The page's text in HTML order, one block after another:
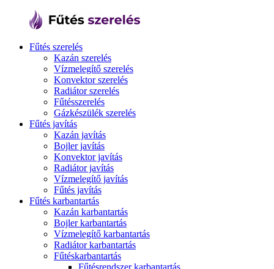
Fűtés szerelés
Kazán szerelés
Vízmelegítő szerelés
Konvektor szerelés
Radiátor szerelés
Fűtésszerelés
Gázkészülék szerelés
Fűtés javítás
Kazán javítás
Bojler javítás
Konvektor javítás
Radiátor javítás
Vízmelegítő javítás
Fűtés javítás
Fűtés karbantartás
Kazán karbantartás
Bojler karbantartás
Vízmelegítő karbantartás
Radiátor karbantartás
Fűtéskarbantartás
Fűtésrendszer karbantartás